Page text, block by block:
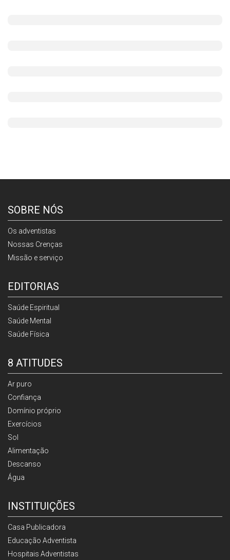
SOBRE NÓS
Os adventistas
Nossas Crenças
Missão e serviço
EDITORIAS
Saúde Espiritual
Saúde Mental
Saúde Física
8 ATITUDES
Ar puro
Confiança
Domínio próprio
Exercícios
Sol
Alimentação
Descanso
Água
INSTITUIÇÕES
Casa Publicadora
Educação Adventista
Hospitais Adventistas